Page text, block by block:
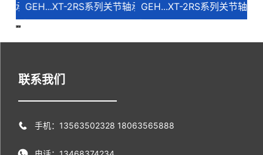
轴承GEH...XT-2RS系列关节轴承GEH...XT-2RS系列关节轴承
联系我们
手机：13563502328 18063565888